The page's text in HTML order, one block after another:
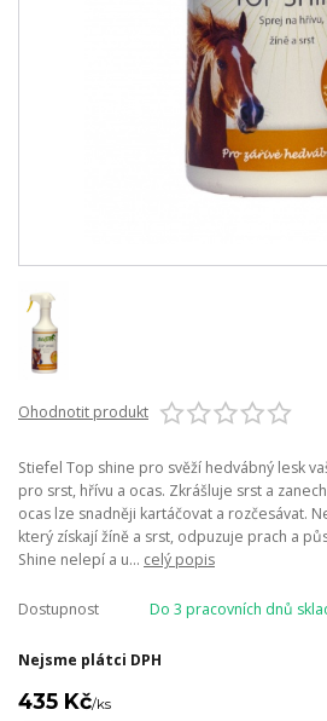
Ohodnotit produkt
Stiefel Top shine pro svěží hedvábný lesk
pro srst, hřívu a ocas. Zkrášluje srst a
ocas lze snadněji kartáčovat a rozčesávat.
který získají žíně a srst, odpuzuje prach a
Shine nelepí a u... celý popis
Dostupnost Do 3 pracovních dnů
Nejsme plátci DPH
435 Kč/ks